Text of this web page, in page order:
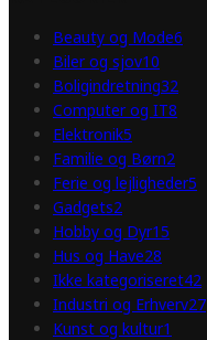
Beauty og Mode6
Biler og sjov10
Boligindretning32
Computer og IT8
Elektronik5
Familie og Børn2
Ferie og lejligheder5
Gadgets2
Hobby og Dyr15
Hus og Have28
Ikke kategoriseret42
Industri og Erhverv27
Kunst og kultur1